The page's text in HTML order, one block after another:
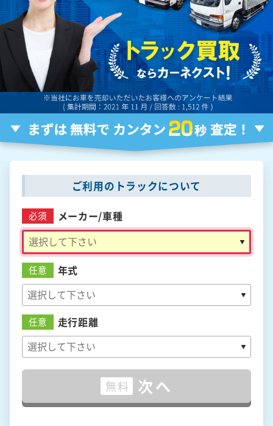
ご利用のトラックについて
必須 メーカー/車種
任意 年式
任意 走行距離
無料 次へ